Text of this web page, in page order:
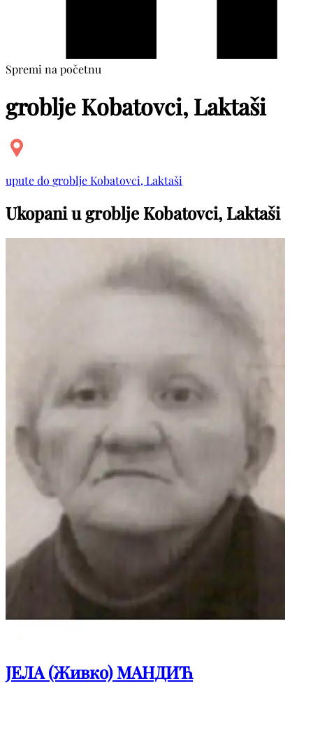
Spremi na početnu
groblje Kobatovci, Laktaši
upute do groblje Kobatovci, Laktaši
Ukopani u groblje Kobatovci, Laktaši
ЈЕЛА (Живко) МАНДИЋ